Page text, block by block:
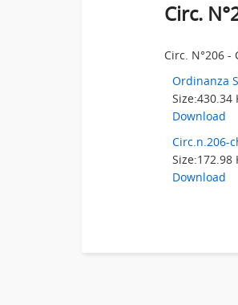
Circ.
Circ. N°206
Ordinanza
Size:430.34
Download
Circ.n.206-
Size:172.98
Download